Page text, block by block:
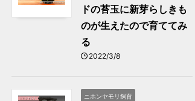
ドの苔玉に新芽らしきも
のが生えたので育ててみ
る
2022/3/8
ニホンヤモリ飼育